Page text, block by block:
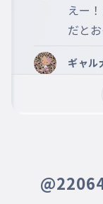
えー
だとお
ギャル
入っ
☆さら